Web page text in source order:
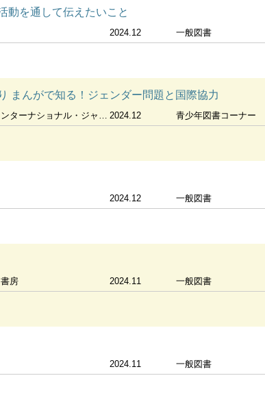
動を通して伝えたいこと
2024.12 一般図書
まんがで知る！ジェンダー問題と国際協力
ターナショナル・ジャパン 2024.12 青少年図書コーナー
2024.12 一般図書
房 2024.11 一般図書
2024.11 一般図書